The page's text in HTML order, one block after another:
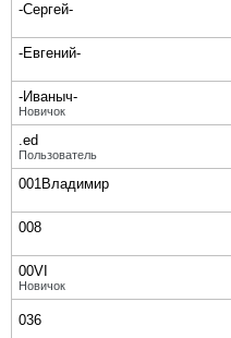
-Сергей-
-Евгений-
-Иваныч-
Новичок
.ed
Пользователь
001Владимир
008
00VI
Новичок
036